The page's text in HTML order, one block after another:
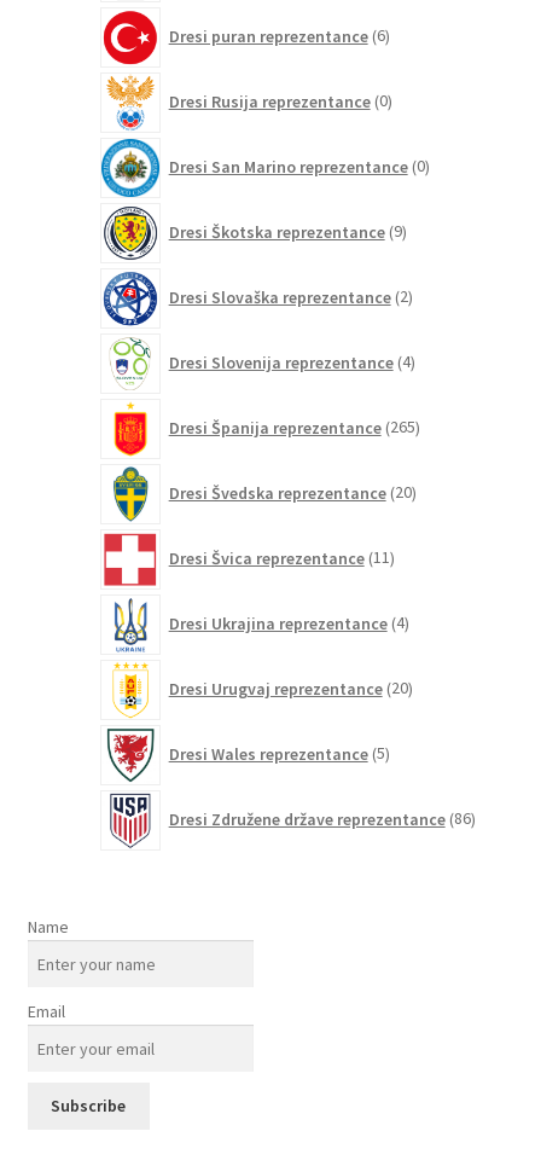
Dresi puran reprezentance 6izdelkov
Dresi Rusija reprezentance 0izdelkov
Dresi San Marino reprezentance 0izdelkov
Dresi Škotska reprezentance 9izdelkov
Dresi Slovaška reprezentance 2izdelka
Dresi Slovenija reprezentance 4izdelki
Dresi Španija reprezentance 265izdelkov
Dresi Švedska reprezentance 20izdelkov
Dresi Švica reprezentance 11izdelkov
Dresi Ukrajina reprezentance 4izdelki
Dresi Urugvaj reprezentance 20izdelkov
Dresi Wales reprezentance 5izdelkov
Dresi Združene države reprezentance 86izdelkov
Name
Email